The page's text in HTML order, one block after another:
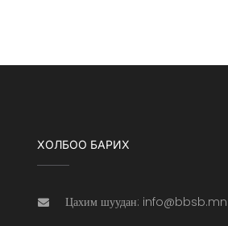
ХОЛБОО БАРИХ
Цахим шуудан: info@bbsb.mn